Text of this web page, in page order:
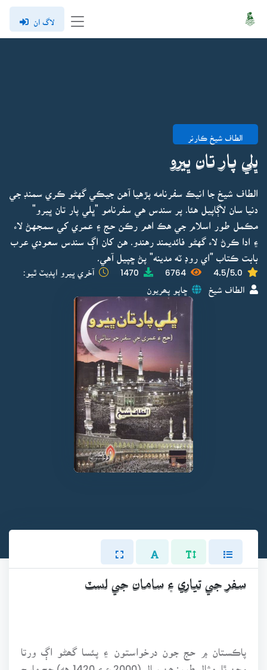
لاگ ان
الطاف شيخ ڪارنر
ڀلي پار تان ڀيرو
الطاف شيخ جا انيڪ سفرنامه پڙهيا آهن جيڪي گهڻو ڪري سمنڊ جي
دنيا سان لاڳاپيل هئا۔ پر سندس هي سفرنامو "ڀلي پار تان ڀيرو"
مڪمل طور اسلام جي هڪ اهم رڪن حج ۽ عمري کي سمجهڻ لاء
۽ ادا ڪرڻ لاء گهڻو فائديمند رهندو۔ هن کان اڳ سندس سعودي عرب
بابت ڪتاب "اي روڊ ٽه مدينه" پڻ ڇپيل آهي۔
4.5/5.0
6764
1470 آخري ڀيرو اپڊيٽ ٿيو:
الطاف شيخ ڇاپو پھريون
سفر جي تياري ۽ سامان جي لسٽ
پاڪستان ۾ حج جون درخواستون ۽ پئسا گھڻو اڳ ورتا
وڃن ٿا. مثال طور: ھن سال (2000ع ۽ 1420 هه) حج مارچ